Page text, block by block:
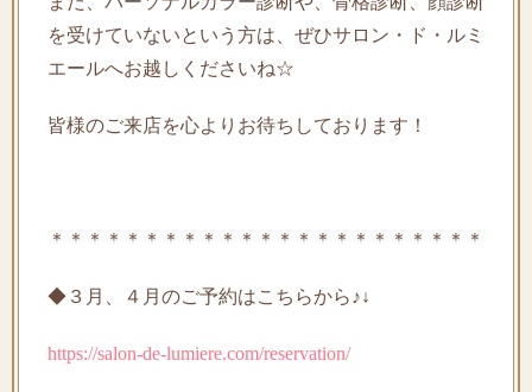
を受けていないという方は、ぜひサロン・ド・ルミ
エールへお越しくださいね☆
皆様のご来店を心よりお待ちしております！
＊＊＊＊＊＊＊＊＊＊＊＊＊＊＊＊＊＊＊＊＊＊＊
◆３月、４月 のご予約はこちらから♪↓
https://salon-de-lumiere.com/reservation/